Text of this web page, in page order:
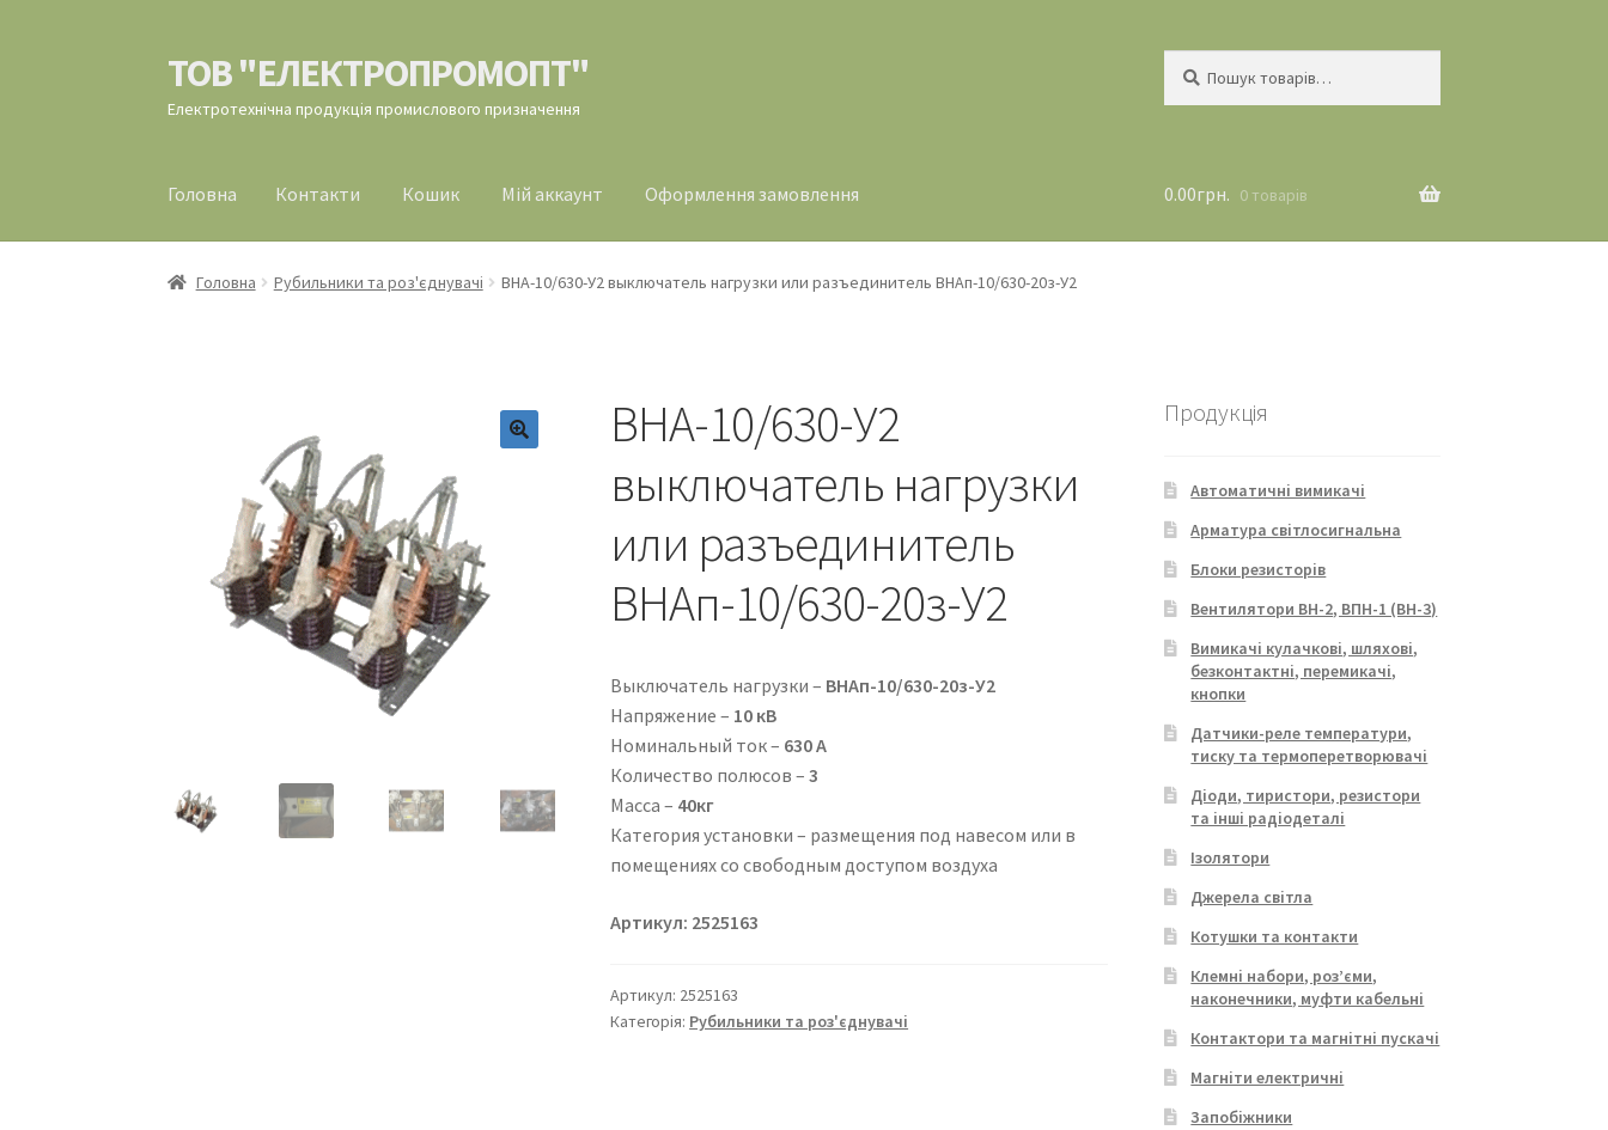
Перейти
до
навігації
Перейти
до
вмісту
ТОВ "ЕЛЕКТРОПРОМОПТ"
Електротехнічна продукція промислового призначення
Головна Контакти Кошик Мій аккаунт Оформлення замовлення
Головна Контакти Мій аккаунт Оформлення замовлення
0.00грн. 0 товарів
Головна Рубильники та роз'єднувачі ВНА-10/630-У2 выключатель нагрузки или разъединитель ВНАп-10/630-20з-У2
ВНА-10/630-У2
выключатель нагрузки
или разъединитель
ВНАп-10/630-20з-У2
Выключатель нагрузки – ВНАп-10/630-20з-У2
Напряжение – 10 кВ
Номинальный ток – 630 А
Количество полюсов –3
Масса – 40кг
Категория установки – размещения под навесом или в
помещениях со свободным доступом воздуха
Артикул: 2525163
Артикул: 2525163
Категорія: Рубильники та роз'єднувачі
Продукція
Автоматичні вимикачі
Арматура світлосигнальна
Блоки резисторів
Вентилятори ВН-2, ВПН-1 (ВН-3)
Вимикачі кулачкові, шляхові,
безконтактні, перемикачі,
кнопки
Датчики-реле температури,
тиску та термоперетворювачі
Діоди, тиристори, резистори
та інші радіодеталі
Ізолятори
Джерела світла
Котушки та контакти
Клемні набори, роз’єми,
наконечники, муфти кабельні
Контактори та магнітні пускачі
Магніти електричні
Запобіжники